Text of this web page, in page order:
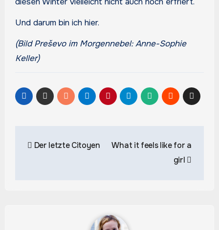
Und darum bin ich hier.
(Bild Preševo im Morgennebel: Anne-Sophie
Keller)
Navigation
Der letzte Citoyen
What it feels like for a
girl